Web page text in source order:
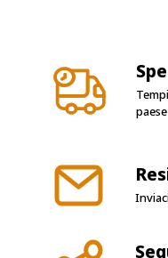
paese